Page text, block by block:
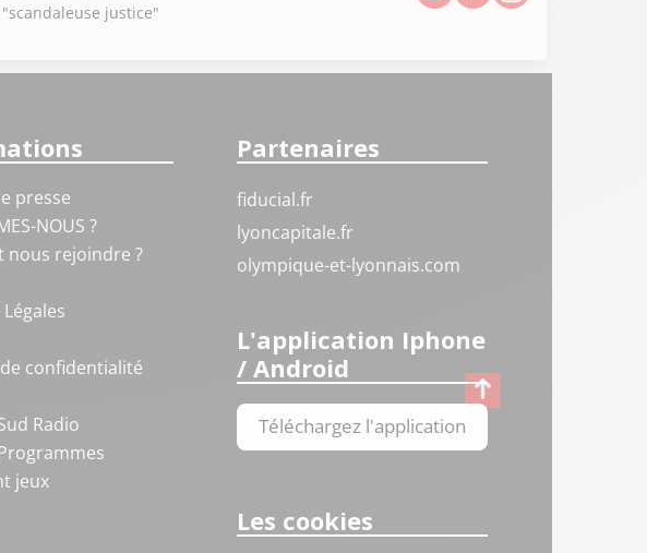
justice"
presse
NOUS ?
nous rejoindre ?
confidentialité
Radio
jeux
Partenaires
fiducial.fr
lyoncapitale.fr
olympique-et-lyonnais.com
L'application Iphone
/ Android
Téléchargez l'application
Les cookies